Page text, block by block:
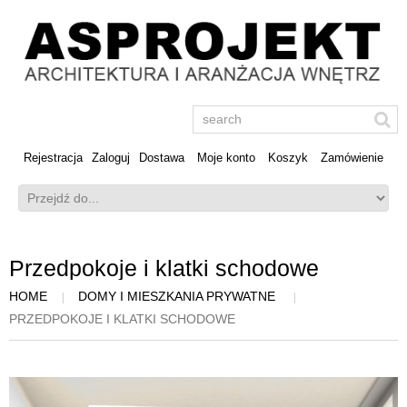
Rejestracja Zaloguj Dostawa Moje konto Koszyk Zamówienie
Przedpokoje i klatki schodowe
HOME
DOMY I MIESZKANIA PRYWATNE
PRZEDPOKOJE I KLATKI SCHODOWE